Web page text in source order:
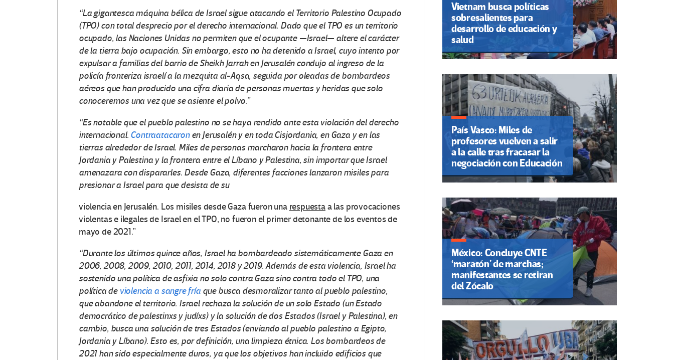
“La gigantesca máquina bélica de Israel sigue atacando el Territorio Palestino Ocupado
(TPO) con total desprecio por el derecho internacional. Dado que el TPO es un territorio
ocupado, las Naciones Unidas no permiten que el ocupante —Israel— altere el carácter
de la tierra bajo ocupación. Sin embargo, esto no ha detenido a Israel, cuyo intento por
expulsar a familias del barrio de Sheikh Jarrah en Jerusalén condujo al ingreso de la
policía fronteriza israelí a la mezquita al-Aqsa, seguida por oleadas de bombardeos
aéreos que han producido una cifra diaria de personas muertas y heridas que solo
conoceremos una vez que se asiente el polvo.”
“Es notable que el pueblo palestino no se haya rendido ante esta violación del derecho
internacional. Contraatacaronen Jerusalén y en toda Cisjordania, en Gaza y en las
tierras alrededor de Israel. Miles de personas marcharon hacia la frontera entre
Jordania y Palestina y la frontera entre el Líbano y Palestina, sin importar que Israel
amenazara con dispararles. Desde Gaza, diferentes facciones lanzaron misiles para
presionar a Israel para que desista de su
violencia en Jerusalén. Los misiles desde Gaza fueron una respuestaa las provocaciones
violentas e ilegales de Israel en el TPO, no fueron el primer detonante de los eventos de
mayo de 2021.”
“Durante los últimos quince años, Israel ha bombardeado sistemáticamente Gaza en
2006, 2008, 2009, 2010, 2011, 2014, 2018 y 2019. Además de esta violencia, Israel ha
sostenido una política de asfixia no solo contra Gaza sino contra todo el TPO, una
políticade violencia a sangre fríaque busca desmoralizar tanto al pueblo palestino,
que abandone el territorio. Israel rechaza la solución de un solo Estado (un Estado
democrático de palestinxs y judíxs) y la solución de dos Estados (Israel y Palestina), en
cambio, busca una solución de tres Estados (enviando al pueblo palestino a Egipto,
Jordania y Líbano). Esto es, por definición, una limpieza étnica. Los bombardeos de
2021 han sido especialmente duros, ya que los objetivos han incluido edificios que
Vietnam busca políticas
sobresalientes para
desarrollo de educación y
salud
País Vasco: Miles de
profesores vuelven a salir
a la calle tras fracasar la
negociación con Educación
México: Concluye CNTE
‘maratón’ de marchas;
manifestantes se retiran
del Zócalo